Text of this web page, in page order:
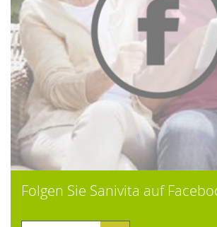
Folgen Sie Sanivita auf